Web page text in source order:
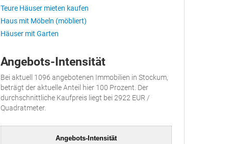
Teure Häuser mieten kaufen
Haus mit Möbeln (möbliert)
Häuser mit Garten
Angebots-Intensität
Bei aktuell 1096 angebotenen Immobilien in Stockum,
beträgt der aktuelle Anteil hier 100 Prozent. Der
durchschnittliche Kaufpreis liegt bei 2922 EUR /
Quadratmeter.
Angebots-Intensität